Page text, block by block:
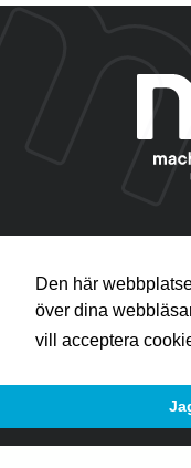
Den här
över dina
vill acceptera